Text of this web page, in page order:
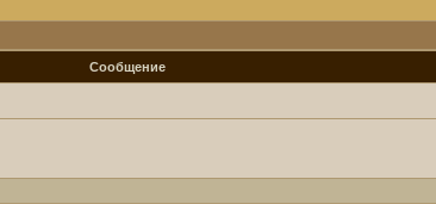
Сообщение